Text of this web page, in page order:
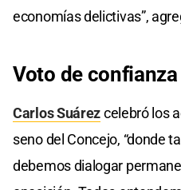
economías delictivas”,
Voto de confianza
Carlos Suárezcelebró los
seno del Concejo, “donde
debemos dialogar